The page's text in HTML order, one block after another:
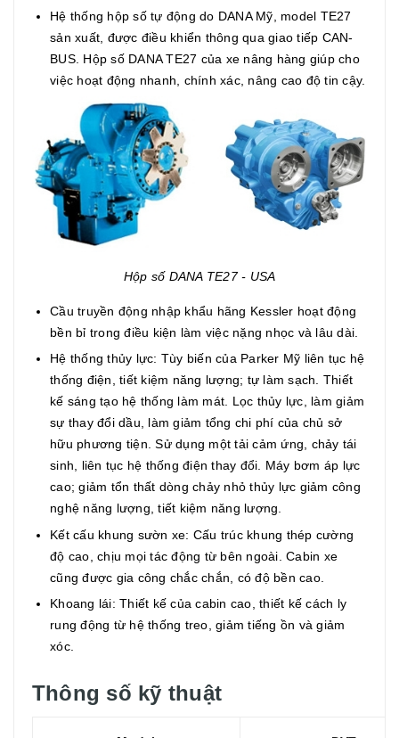
Hệ thống hộp số tự động do DANA Mỹ, model TE27
sản xuất, được điều khiển thông qua giao tiếp CAN-
BUS. Hộp số DANA TE27 của xe nâng hàng giúp cho
việc hoạt động nhanh, chính xác, nâng cao độ tin cậy.
Hộp số DANA TE27 - USA
Cầu truyền động nhập khẩu hãng Kessler hoạt động
bền bỉ trong điều kiện làm việc nặng nhọc và lâu dài.
Hệ thống thủy lực: Tùy biến của Parker Mỹ liên tục hệ
thống điện, tiết kiệm năng lượng; tự làm sạch. Thiết
kế sáng tạo hệ thống làm mát. Lọc thủy lực, làm giảm
sự thay đổi dầu, làm giảm tổng chi phí của chủ sở
hữu phương tiện. Sử dụng một tải cảm ứng, chảy tái
sinh, liên tục hệ thống điện thay đổi. Máy bơm áp lực
cao; giảm tổn thất dòng chảy nhỏ thủy lực giảm công
nghệ năng lượng, tiết kiệm năng lượng.
Kết cấu khung sườn xe: Cấu trúc khung thép cường
độ cao, chịu mọi tác động từ bên ngoài. Cabin xe
cũng được gia công chắc chắn, có độ bền cao.
Khoang lái: Thiết kế của cabin cao, thiết kế cách ly
rung động từ hệ thống treo, giảm tiếng ồn và giảm
xóc.
Thông số kỹ thuật